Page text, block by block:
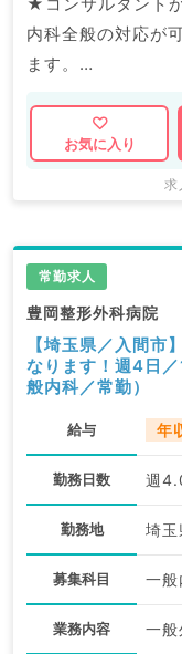
内科全般の対応が
ます。
高給与◎最大年収
マイナビDOCTOR
関求人はもちろん
ます。
求人内容の詳細等
お気に入り
常勤求人
豊岡整形外科病院
【埼玉県／入間市
なります！週4日
般内科／常勤）
給与 年
勤務日数 週
勤務地 埼玉
募集科目 一般
業務内容 一般